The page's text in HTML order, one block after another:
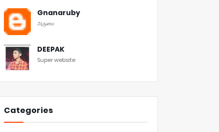
Gnanaruby
அருமை
DEEPAK
Super website
Categories